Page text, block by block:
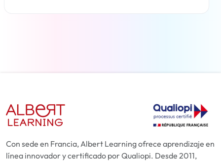
Con sede en Francia, Albert Learning ofrece aprendizaje en
línea innovador y certificado por Qualiopi. Desde 2011,